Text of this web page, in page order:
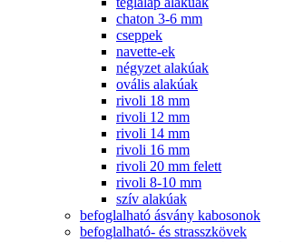
chaton 3-6 mm
cseppek
navette-ek
négyzet alakúak
ovális alakúak
rivoli 18 mm
rivoli 12 mm
rivoli 14 mm
rivoli 16 mm
rivoli 20 mm felett
rivoli 8-10 mm
szív alakúak
befoglalható ásvány kabosonok
befoglalható- és strasszkövek